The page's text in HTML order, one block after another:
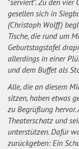
"serviert". Zu den vier
gesellen sich in
(Christoph Wolff)
Tische, die rund um
Geburtstagstafel
allerdings in einer
und dem Buffet als
Alle, die an diesem
sitzen, haben etwas
zu Begrüßung hervor.
Theaterschatz und
unterstützen. Dafür
zurückgeben: Ein